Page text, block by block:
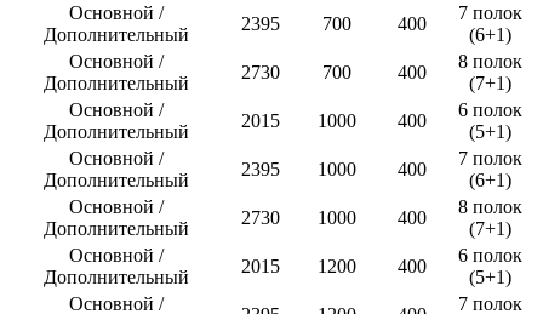
Основной /
Дополнительный
2395 700 400
7 полок
(6+1)
Основной /
Дополнительный
2730 700 400
8 полок
(7+1)
Основной /
Дополнительный
2015 1000 400
6 полок
(5+1)
Основной /
Дополнительный
2395 1000 400
7 полок
(6+1)
Основной /
Дополнительный
2730 1000 400
8 полок
(7+1)
Основной /
Дополнительный
2015 1200 400
6 полок
(5+1)
Основной /
7 полок